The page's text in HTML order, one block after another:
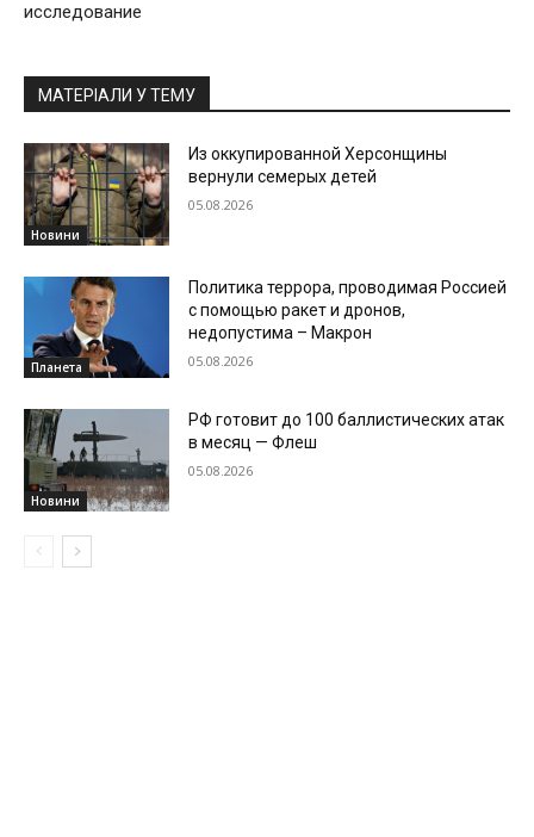
исследование
МАТЕРІАЛИ У ТЕМУ
Новини
Из оккупированной Херсонщины
вернули семерых детей
05.08.2026
Планета
Политика террора, проводимая Россией
с помощью ракет и дронов,
недопустима – Макрон
05.08.2026
Новини
РФ готовит до 100 баллистических атак
в месяц — Флеш
05.08.2026